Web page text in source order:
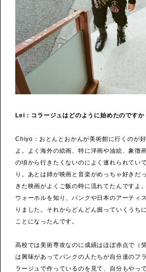
Lei：コラージュはどのように始めたのですか
Chiyo：おとんとおかんが美術館に行くのが
よ。よく海外の絵画、特に洋画や油絵、象徴
の頃から行きたくないのによく連れられてい
り。あとは姉が映画と音楽がめっちゃ好きだ
きた映画がよくご飯の時に流れてたんですよ
ウォーホルを知り、パンクや日本のアーティ
りました。それからどんどん掘っていくうち
ことになったんです。
高校では美術専攻なのに成績はほぼ赤点で（
は興味があってパンクの人たちが自分達のフ
ラージュで作っているのを見て、自分もやっ